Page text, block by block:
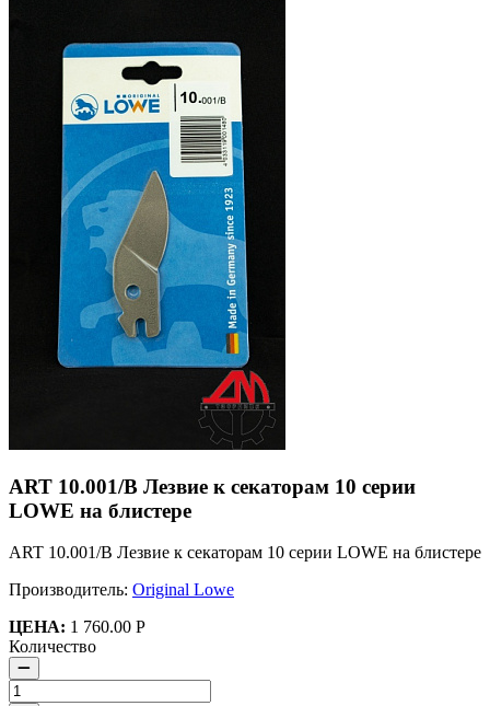
ART 10.001/В Лезвие к секаторам 10 серии
LOWE на блистере
ART 10.001/В Лезвие к секаторам 10 серии LOWE на блистере
Производитель: Original Lowe
ЦЕНА: 1 760.00 Р
Количество